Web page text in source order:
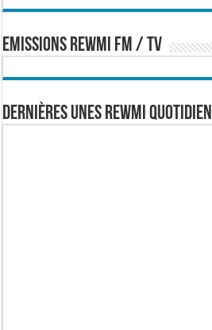
EMISSIONS REWMI FM / TV
Dernières Unes Rewmi Quotidien